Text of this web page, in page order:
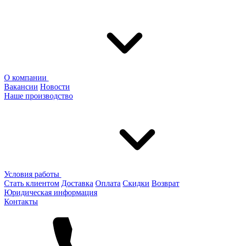
О компании
Вакансии Новости
Наше производство
Условия работы
Стать клиентом Доставка Оплата Скидки Возврат
Юридическая информация
Контакты